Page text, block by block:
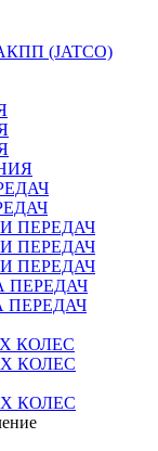
(JATCO)
ПЕРЕДАЧ
ПЕРЕДАЧ
ПЕРЕДАЧ
ПЕРЕДАЧ
ПЕРЕДАЧ
КОЛЕС
КОЛЕС
КОЛЕС